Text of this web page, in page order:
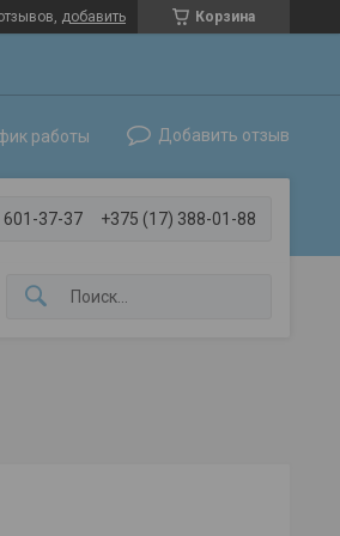
Корзина
добавить
работы Добавить отзыв
601-37-37 +375 (17) 388-01-88